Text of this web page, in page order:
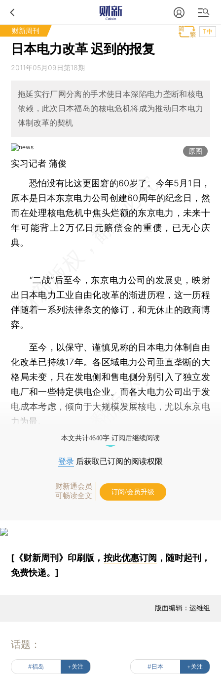
财新周刊 T中
日本电力改革 迟到的报复
2011年05月09日第18期
拖延实行厂网分离的手术使日本深陷电力垄断和核电
依赖，此次日本福岛的核电危机将成为推动日本电力
体制改革的契机
原图
实习记者 蒲俊
恐怕没有比这更困窘的60岁了。今年5月1日，
原本是日本东京电力公司创建60周年的纪念日，然
而在处理核电危机中焦头烂额的东京电力，未来十
年可能背上2万亿日元赔偿金的重债，已无心庆
典。
“二战”后至今，东京电力公司的发展史，映射
出日本电力工业自由化改革的渐进历程，这一历程
伴随着一系列法律条文的修订，和无休止的政商博
弈。
至今，以保守、谨慎见称的日本电力体制自由
化改革已持续17年。各区域电力公司垂直垄断的大
格局未变，只在发电侧和售电侧分别引入了独立发
电厂和一些特定供电企业。而各大电力公司出于发
电成本考虑，倾向于大规模发展核电，尤以东京电
力为最。
本文共计4640字 订阅后继续阅读
登录 后获取已订阅的阅读权限
财新通会员
可畅读全文
订阅/会员升级
[《财新周刊》印刷版， 按此优惠订阅 ，随时起刊，
免费快递。]
版面编辑：运维组
话题：
#福岛 +关注 #日本 +关注